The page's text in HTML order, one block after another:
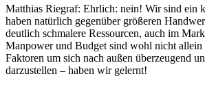
Matthias Riegraf: Ehrlich: nein! Wir sind ein
haben natürlich gegenüber größeren
deutlich schmalere Ressourcen, auch im
Manpower und Budget sind wohl nicht allein
Faktoren um sich nach außen überzeugend
darzustellen – haben wir gelernt!